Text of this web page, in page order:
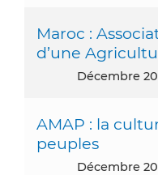
Maroc :
d’une
décembre
AMAP : la
peuples
décembre